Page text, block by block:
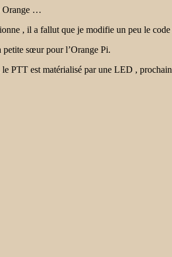
Orange …
, il a fallut que je modifie un peu le
sœur pour l’Orange Pi.
PTT est matérialisé par une LED ,